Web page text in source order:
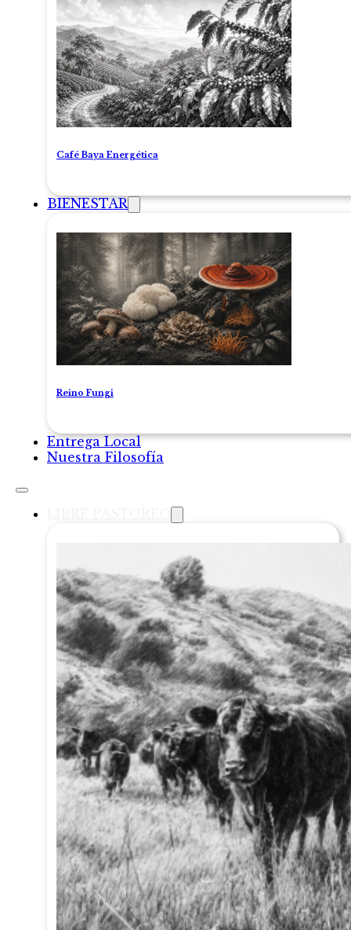
Café Baya Energética
BIENESTAR
Reino Fungi
Entrega Local
Nuestra Filosofía